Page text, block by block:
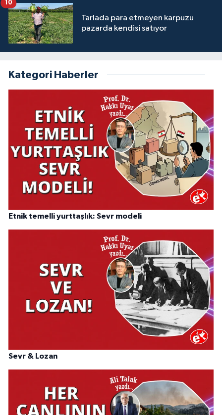
Tarlada para etmeyen karpuzu
pazarda kendisi satıyor
10
Kategori Haberler
Etnik temelli yurttaşlık: Sevr modeli
Sevr & Lozan